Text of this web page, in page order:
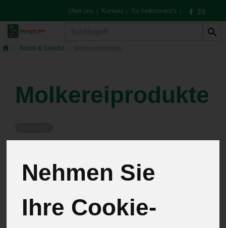
Nehmen Sie
Ihre Cookie-
Über uns | Kontakt | So funktioniert's |
Frisch & Gekühlt
Molkereiprodukte
Hersteller Allergene